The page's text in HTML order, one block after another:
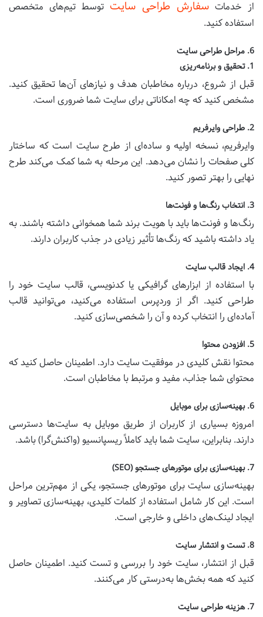
از خدمات سفارش طراحی سایت توسط تیم‌های متخصص
استفاده کنید.
6. مراحل طراحی سایت
1. تحقیق و برنامه‌ریزی
قبل از شروع، درباره مخاطبان هدف و نیازهای آن‌ها تحقیق کنید.
مشخص کنید که چه امکاناتی برای سایت شما ضروری است.
2. طراحی وایرفریم
وایرفریم، نسخه اولیه و ساده‌ای از طرح سایت است که ساختار
کلی صفحات را نشان می‌دهد. این مرحله به شما کمک می‌کند طرح
نهایی را بهتر تصور کنید.
3. انتخاب رنگ‌ها و فونت‌ها
رنگ‌ها و فونت‌ها باید با هویت برند شما همخوانی داشته باشند. به
یاد داشته باشید که رنگ‌ها تأثیر زیادی در جذب کاربران دارند.
4. ایجاد قالب سایت
با استفاده از ابزارهای گرافیکی یا کدنویسی، قالب سایت خود را
طراحی کنید. اگر از وردپرس استفاده می‌کنید، می‌توانید قالب
آماده‌ای را انتخاب کرده و آن را شخصی‌سازی کنید.
5. افزودن محتوا
محتوا نقش کلیدی در موفقیت سایت دارد. اطمینان حاصل کنید که
محتوای شما جذاب، مفید و مرتبط با مخاطبان است.
6. بهینه‌سازی برای موبایل
امروزه بسیاری از کاربران از طریق موبایل به سایت‌ها دسترسی
دارند. بنابراین، سایت شما باید کاملاً ریسپانسیو (واکنش‌گرا) باشد.
7. بهینه‌سازی برای موتورهای جستجو (SEO)
بهینه‌سازی سایت برای موتورهای جستجو، یکی از مهم‌ترین مراحل
است. این کار شامل استفاده از کلمات کلیدی، بهینه‌سازی تصاویر و
ایجاد لینک‌های داخلی و خارجی است.
8. تست و انتشار سایت
قبل از انتشار، سایت خود را بررسی و تست کنید. اطمینان حاصل
کنید که همه بخش‌ها به‌درستی کار می‌کنند.
7. هزینه طراحی سایت